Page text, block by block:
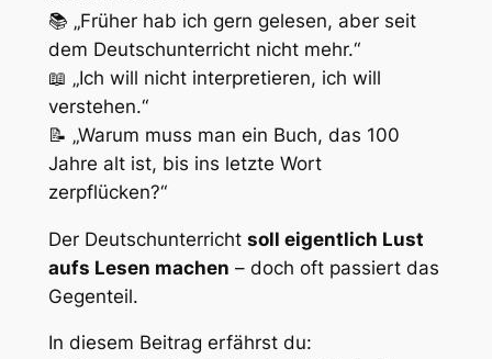
📚 „Früher hab ich gern gelesen, aber seit
dem Deutschunterricht nicht mehr.“
📖 „Ich will nicht interpretieren, ich will
verstehen.“
📝 „Warum muss man ein Buch, das 100
Jahre alt ist, bis ins letzte Wort
zerpflücken?“
Der Deutschunterricht soll eigentlich Lust
aufs Lesen machen – doch oft passiert das
Gegenteil.
In diesem Beitrag erfährst du: